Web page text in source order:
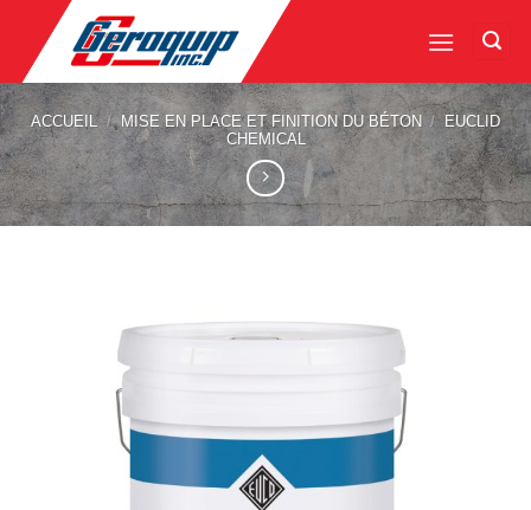
content
ACCUEIL / MISE EN PLACE ET FINITION DU BÉTON /
EUCLID
CHEMICAL